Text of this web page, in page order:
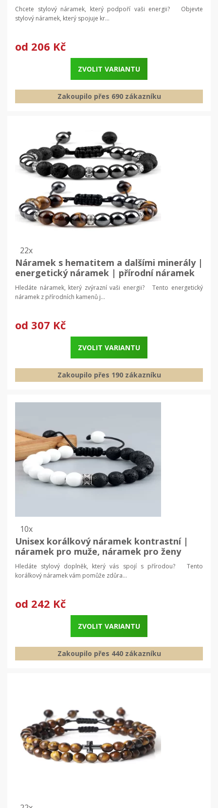
Chcete stylový náramek, který podpoří vaši energii? Objevte
stylový náramek, který spojuje kr...
od 206 Kč
ZVOLIT VARIANTU
Zakoupilo přes 690 zákazníku
22x
Náramek s hematitem a dalšími minerály |
energetický náramek | přírodní náramek
Hledáte náramek, který zvýrazní vaši energii? Tento energetický
náramek z přírodních kamenů j...
od 307 Kč
ZVOLIT VARIANTU
Zakoupilo přes 190 zákazníku
10x
Unisex korálkový náramek kontrastní |
náramek pro muže, náramek pro ženy
Hledáte stylový doplněk, který vás spojí s přírodou? Tento
korálkový náramek vám pomůže zdůra...
od 242 Kč
ZVOLIT VARIANTU
Zakoupilo přes 440 zákazníku